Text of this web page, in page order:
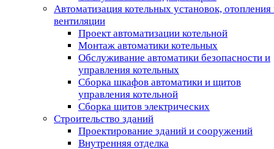
Автоматизация котельных установок, отопления
вентиляции
Проект автоматизации котельной
Монтаж автоматики котельных
Обслуживание автоматики безопасности и
управления котельных
Сборка шкафов автоматики и щитов
управления котельной
Сборка щитов электрических
Строительство зданий
Проектирование зданий и сооружений
Внутренняя отделка